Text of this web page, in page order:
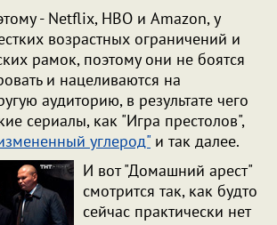
- Netflix, HBO и Amazon, у
возрастных ограничений и
рамок, поэтому они не боятся
и нацеливаются на
аудиторию, в результате чего
сериалы, как "Игра престолов",
углерод" и так далее.
И вот "Домашний арест"
смотрится так, как будто
сейчас практически нет